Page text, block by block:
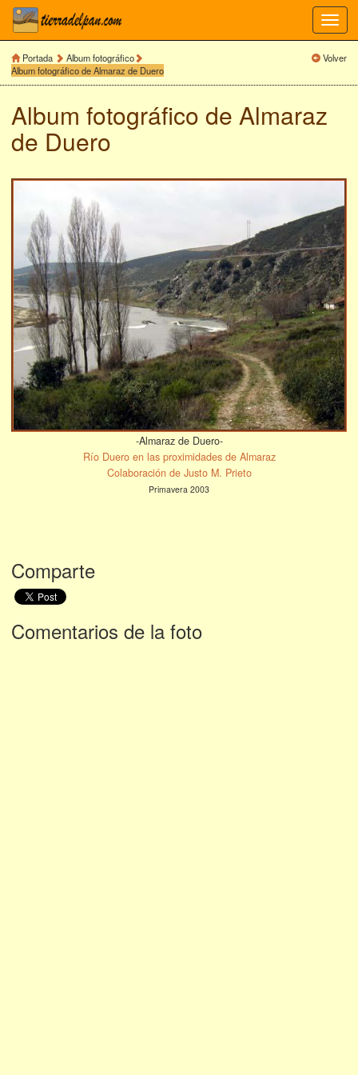
Portada
Album fotográfico
Album fotográfico de Almaraz de Duero
Volver
Album fotográfico de Almaraz
de Duero
-Almaraz de Duero-
Río Duero en las proximidades de Almaraz
Colaboración de Justo M. Prieto
Primavera 2003
Comparte
Comentarios de la foto